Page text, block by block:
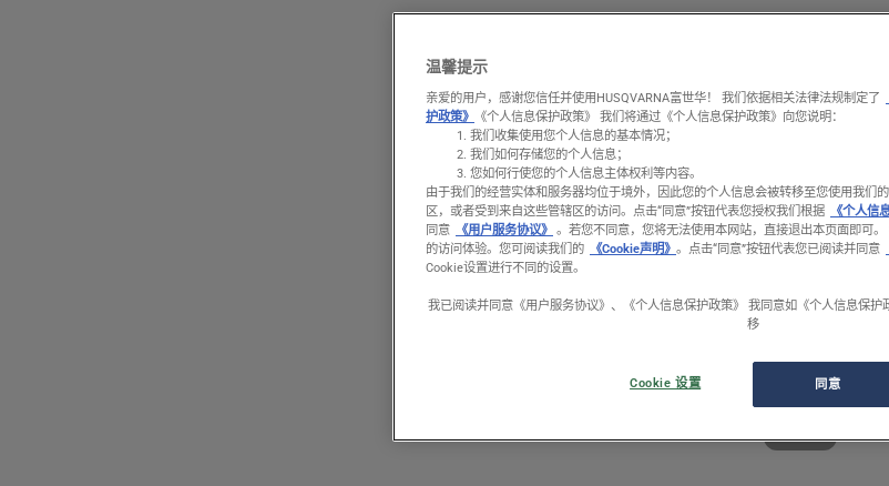
温馨提示
亲爱的用户，感谢您信任并使用HUSQVARNA富世华！ 我们依据相关法律法规制定了
护政策》
《个人信息保护政策》 我们将通过《个人信息保护政策》向您说明：
我们收集使用您个人信息的基本情况；
我们如何存储您的个人信息；
您如何行使您的个人信息主体权利等内容。
由于我们的经营实体和服务器均位于境外，因此您的个人信息会被转移至您使用我们
区，或者受到来自这些管辖区的访问。
点击“同意”按钮代表您授权我们根据 《个人信
同意
《用户服务协议》 。若您不同意，您将无法使用本网站，直接退出本页面即可
的访问体验。您可阅读我们的
《Cookie声明》 。点击“同意”按钮代表您已阅读并同意
Cookie设置进行不同的设置。
我已阅读并同意《用户服务协议》、《个人信息保护政策》 我同意如《个人信息保
移
同意
Cookie 设置